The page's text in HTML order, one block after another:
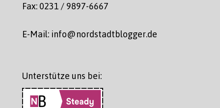
Fax: 0231 / 9897-6667
E-Mail: info@nordstadtblogger.de
Unterstütze uns bei: